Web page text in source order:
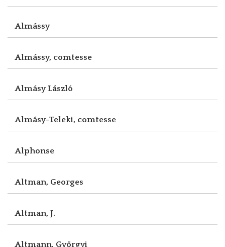
Almássy
Almássy, comtesse
Almásy László
Almásy-Teleki, comtesse
Alphonse
Altman, Georges
Altman, J.
Altmann, Györgyi